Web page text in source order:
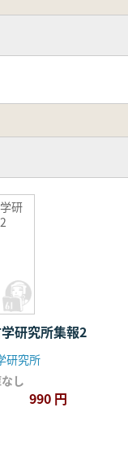
研
研究所集報2
研究所
し
990 円